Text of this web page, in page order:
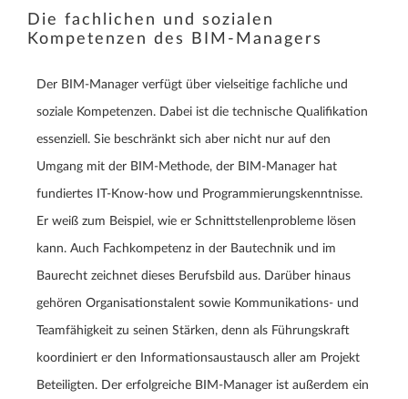
Die fachlichen und sozialen
Kompetenzen des BIM-Managers
Der BIM-Manager verfügt über vielseitige fachliche und
soziale Kompetenzen. Dabei ist die technische Qualifikation
essenziell. Sie beschränkt sich aber nicht nur auf den
Umgang mit der BIM-Methode, der BIM-Manager hat
fundiertes IT-Know-how und Programmierungskenntnisse.
Er weiß zum Beispiel, wie er Schnittstellenprobleme lösen
kann. Auch Fachkompetenz in der Bautechnik und im
Baurecht zeichnet dieses Berufsbild aus. Darüber hinaus
gehören Organisationstalent sowie Kommunikations- und
Teamfähigkeit zu seinen Stärken, denn als Führungskraft
koordiniert er den Informationsaustausch aller am Projekt
Beteiligten. Der erfolgreiche BIM-Manager ist außerdem ein